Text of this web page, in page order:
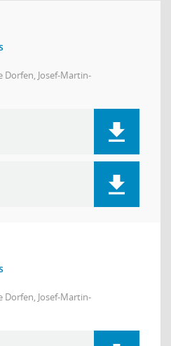
Dorfen, Josef-Martin-
Dorfen, Josef-Martin-